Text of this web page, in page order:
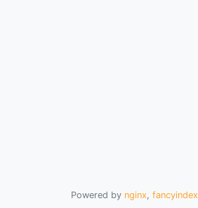
Powered by nginx, fancyindex